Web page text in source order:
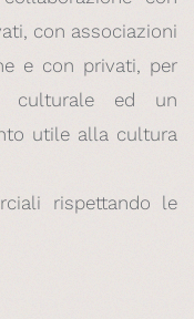
con associazioni
e con privati, per
culturale ed un
utile alla cultura
rispettando le